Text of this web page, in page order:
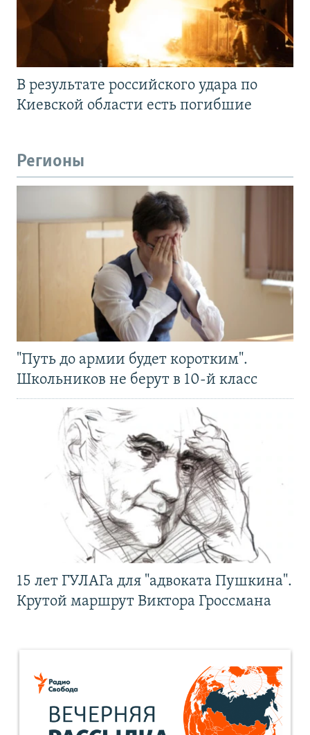
В результате российского удара по
Киевской области есть погибшие
Регионы
"Путь до армии будет коротким".
Школьников не берут в 10-й класс
15 лет ГУЛАГа для "адвоката Пушкина".
Крутой маршрут Виктора Гроссмана